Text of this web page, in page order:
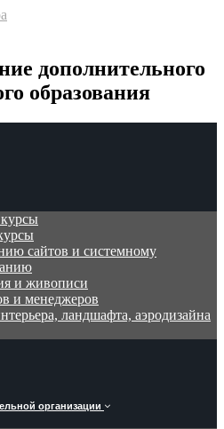
дополнительного
образования
сайтов и системному
и живописи
и менеджеров
ландшафта, аэродизайна
организации